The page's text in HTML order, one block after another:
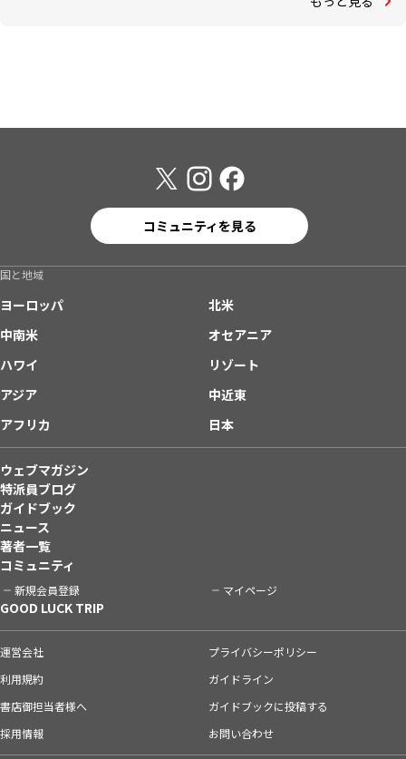
コミュニティを見る
国と地域
ヨーロッパ
北米
中南米
オセアニア
ハワイ
リゾート
アジア
中近東
アフリカ
日本
ウェブマガジン
特派員ブログ
ガイドブック
ニュース
著者一覧
コミュニティ
新規会員登録 マイページ
GOOD LUCK TRIP
運営会社
プライバシーポリシー
利用規約
ガイドライン
書店御担当者様へ
ガイドブックに投稿する
採用情報
お問い合わせ